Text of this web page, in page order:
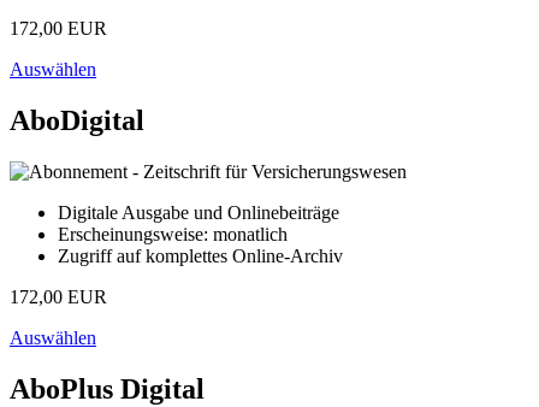
172,00 EUR
Auswählen
AboDigital
Digitale Ausgabe und Onlinebeiträge
Erscheinungsweise: monatlich
Zugriff auf komplettes Online-Archiv
172,00 EUR
Auswählen
AboPlus Digital